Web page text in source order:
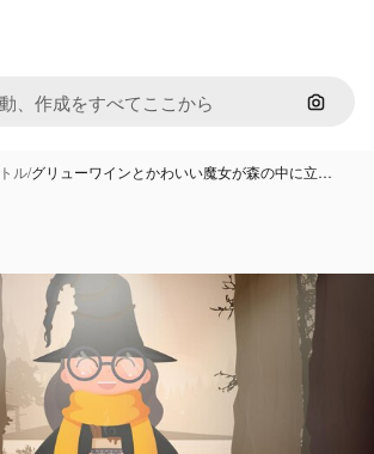
画像で
ル/グリューワインとかわいい魔女が森の中に立…